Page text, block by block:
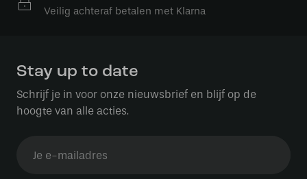
Veilig achteraf betalen met Klarna
Stay up to date
Schrijf je in voor onze nieuwsbrief en blijf op de
hoogte van alle acties.